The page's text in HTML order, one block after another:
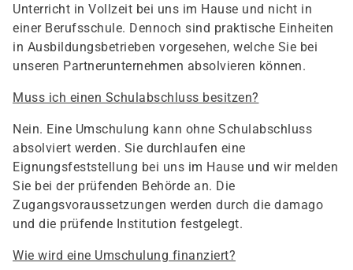
Unterricht in Vollzeit bei uns im Hause und nicht in
einer Berufsschule. Dennoch sind praktische Einheiten
in Ausbildungsbetrieben vorgesehen, welche Sie bei
unseren Partnerunternehmen absolvieren können.
Muss ich einen Schulabschluss besitzen?
Nein. Eine Umschulung kann ohne Schulabschluss
absolviert werden. Sie durchlaufen eine
Eignungsfeststellung bei uns im Hause und wir melden
Sie bei der prüfenden Behörde an. Die
Zugangsvoraussetzungen werden durch die damago
und die prüfende Institution festgelegt.
Wie wird eine Umschulung finanziert?